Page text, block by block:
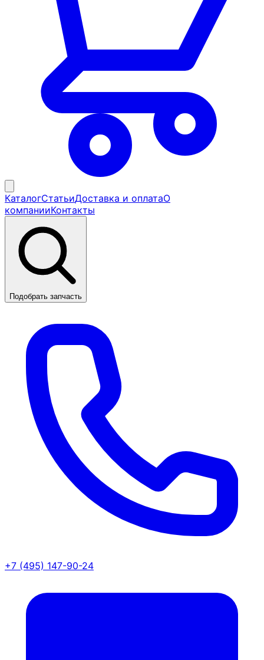
КаталогСтатьиДоставка и оплатаО
компанииКонтакты
Подобрать запчасть
+7 (495) 147-90-24